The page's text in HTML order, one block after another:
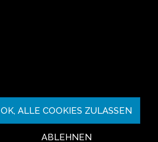
OK, ALLE COOKIES ZULASSEN
ABLEHNEN